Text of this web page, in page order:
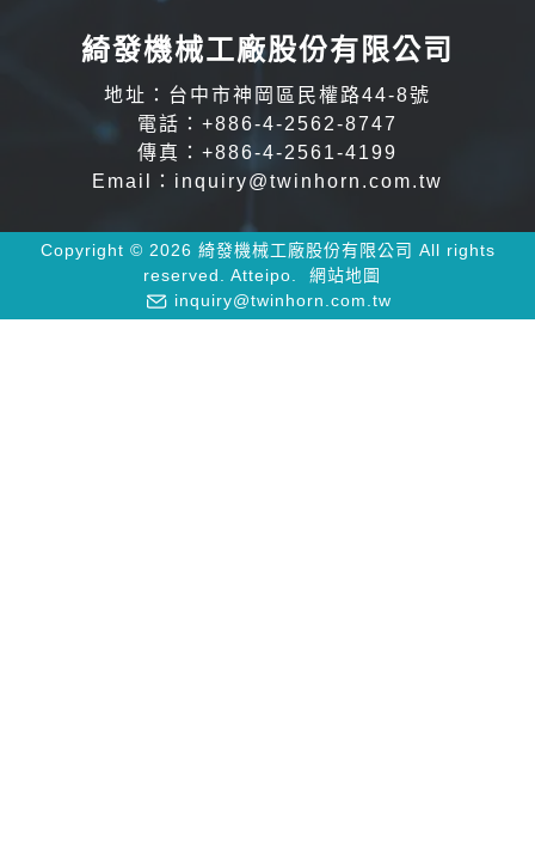
綺發機械工廠股份有限公司
地址：台中市神岡區民權路44-8號
電話： +886-4-2562-8747
傳真：+886-4-2561-4199
Email： inquiry@twinhorn.com.tw
Copyright © 2026 綺發機械工廠股份有限公司 All rights
reserved. Atteipo.
網站地圖
inquiry@twinhorn.com.tw